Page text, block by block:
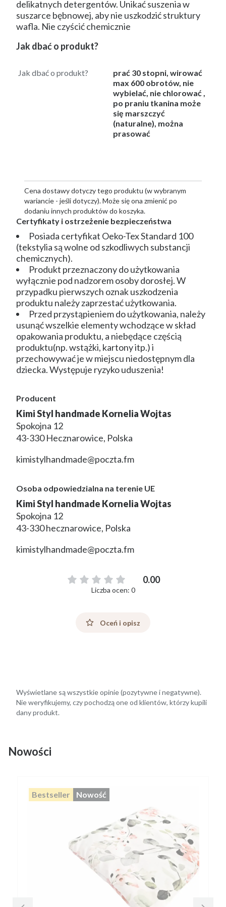
delikatnych detergentów. Unikać suszenia w
suszarce bębnowej, aby nie uszkodzić struktury
wafla. Nie czyścić chemicznie
Jak dbać o produkt?
Jak dbać o produkt?
prać 30 stopni, wirować
max 600 obrotów, nie
wybielać, nie chlorować ,
po praniu tkanina może
się marszczyć
(naturalne), można
prasować
Cena dostawy dotyczy tego produktu (w wybranym
wariancie - jeśli dotyczy). Może się ona zmienić po
dodaniu innych produktów do koszyka.
Certyfikaty i ostrzeżenie bezpieczeństwa
Posiada certyfikat Oeko-Tex Standard 100
(tekstylia są wolne od szkodliwych substancji
chemicznych).
Produkt przeznaczony do użytkowania
wyłącznie pod nadzorem osoby dorosłej. W
przypadku pierwszych oznak uszkodzenia
produktu należy zaprzestać użytkowania.
Przed przystąpieniem do użytkowania, należy
usunąć wszelkie elementy wchodzące w skład
opakowania produktu, a niebędące częścią
produktu(np. wstążki, kartony itp.) i
przechowywać je w miejscu niedostępnym dla
dziecka. Występuje ryzyko uduszenia!
Producent
Kimi Styl handmade Kornelia Wojtas
Spokojna 12
43-330 Hecznarowice, Polska
kimistylhandmade@poczta.fm
Osoba odpowiedzialna na terenie UE
Kimi Styl handmade Kornelia Wojtas
Spokojna 12
43-330 hecznarowice, Polska
kimistylhandmade@poczta.fm
0.00
Liczba ocen: 0
Oceń i opisz
Wyświetlane są wszystkie opinie (pozytywne i negatywne).
Nie weryfikujemy, czy pochodzą one od klientów, którzy kupili
dany produkt.
Nowości
Bestseller Nowość